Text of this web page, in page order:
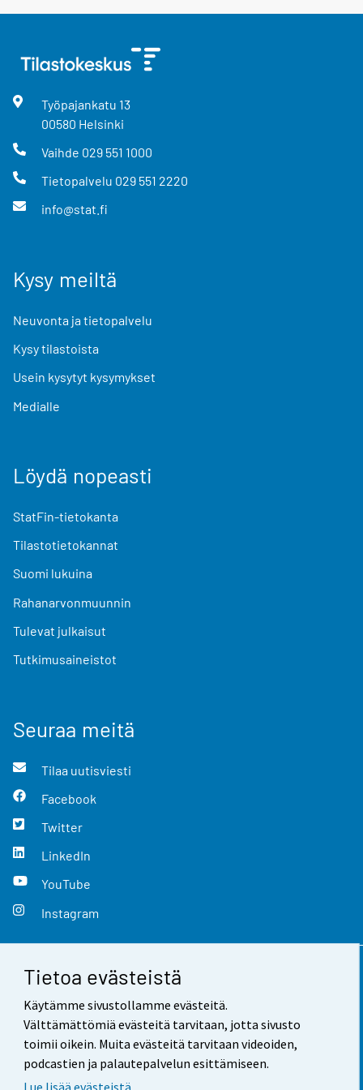
Tietoa evästeistä
Käytämme sivustollamme evästeitä.
Välttämättömiä evästeitä tarvitaan, jotta sivusto
toimii oikein. Muita evästeitä tarvitaan videoiden,
podcastien ja palautepalvelun esittämiseen.
Työpajankatu 13
00580 Helsinki
Vaihde 029 551 1000
Tietopalvelu 029 551 2220
info@stat.fi
Kysy meiltä
Neuvonta ja tietopalvelu
Kysy tilastoista
Usein kysytyt kysymykset
Medialle
Löydä nopeasti
StatFin-tietokanta
Tilastotietokannat
Suomi lukuina
Rahanarvonmuunnin
Tulevat julkaisut
Tutkimusaineistot
Seuraa meitä
Tilaa uutisviesti
Facebook
Twitter
LinkedIn
YouTube
Instagram
Yhteystiedot
Palaute
Käyttöehdot